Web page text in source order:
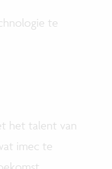
te
het talent van
imec te